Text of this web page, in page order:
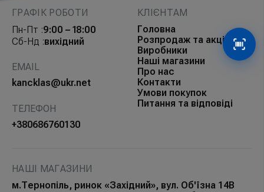
ГРАФІК РОБОТИ
Пн-Пт :9:00 – 18:00
Сб-Нд :вихідний
EMAIL
kancklas@ukr.net
ТЕЛЕФОН
+380686760130
КЛІЄНТАМ
Головна
Розпродаж та акції
Виробники
Наші магазини
Про нас
Контакти
Умови покупок
Питання та відповіді
НАШІ МАГАЗИНИ
м.Тернопіль, ринок «Західний», вул. Об'їзна 14В